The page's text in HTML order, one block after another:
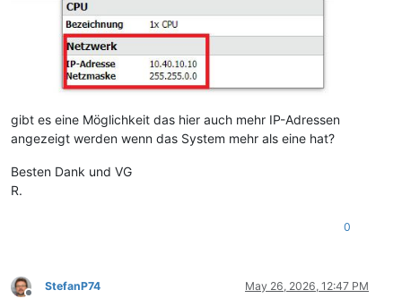
gibt es eine Möglichkeit das hier auch mehr IP-Adressen
angezeigt werden wenn das System mehr als eine hat?
Besten Dank und VG
R.
0
Offline
StefanP74 May 26, 2026, 12:47 PM